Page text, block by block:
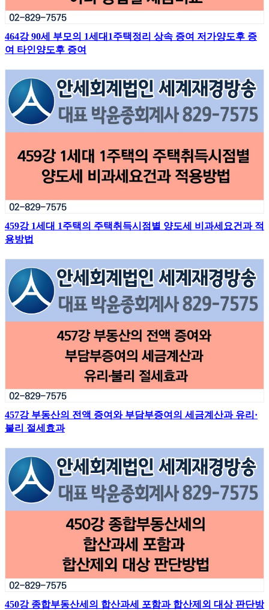
464강 90세 부모의 1세대1주택정리 상속 증여 저가양도후 증
여 타인양도후 증여
459강 1세대 1주택의 주택취득시점별 양도세 비과세요건과 적
용방법
457강 부동산의 전액 증여와 부담부증여의 세금계산과 유리·
불리 절세효과
450강 종합부동산세의 합산과세 포함과 합산제외 대상 판단방